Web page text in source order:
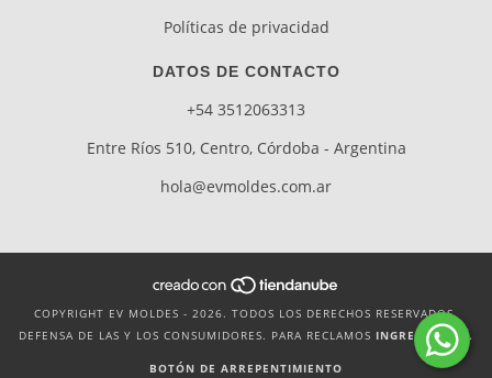
Políticas de privacidad
DATOS DE CONTACTO
+54 3512063313
Entre Ríos 510, Centro, Córdoba - Argentina
hola@evmoldes.com.ar
COPYRIGHT EV MOLDES - 2026. TODOS LOS DERECHOS RESERVADOS.
DEFENSA DE LAS Y LOS CONSUMIDORES. PARA RECLAMOS INGRESA AQUÍ.
BOTÓN DE ARREPENTIMIENTO